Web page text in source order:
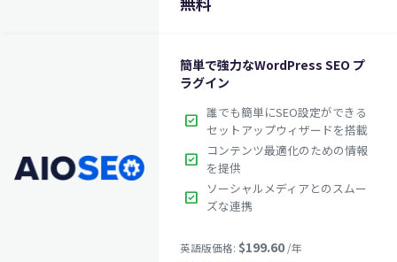
簡単で強力なWordPress SEO プ
ラグイン
check_box 誰でも簡単にSEO設定ができる
セットアップウィザードを搭載
check_box
コンテンツ最適化のための情報
を提供
check_box ソーシャルメディアとのスムー
ズな連携